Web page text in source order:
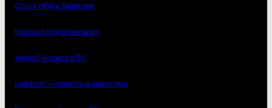
Спорт НОД в Telegram
Красный Код в Telegram
Андрей Бугаков в ВК
nod.best — новости и аналитика